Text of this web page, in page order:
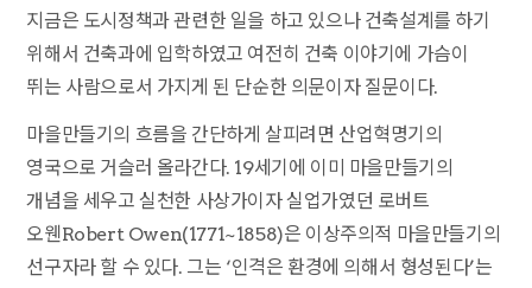
지금은 도시정책과 관련한 일을 하고 있으나 건축설계를 하기
위해서 건축과에 입학하였고 여전히 건축 이야기에 가슴이
뛰는 사람으로서 가지게 된 단순한 의문이자 질문이다.
마을만들기의 흐름을 간단하게 살피려면 산업혁명기의
영국으로 거슬러 올라간다. 19세기에 이미 마을만들기의
개념을 세우고 실천한 사상가이자 실업가였던 로버트
오웬Robert Owen(1771~1858)은 이상주의적 마을만들기의
선구자라 할 수 있다. 그는 ‘인격은 환경에 의해서 형성된다’는